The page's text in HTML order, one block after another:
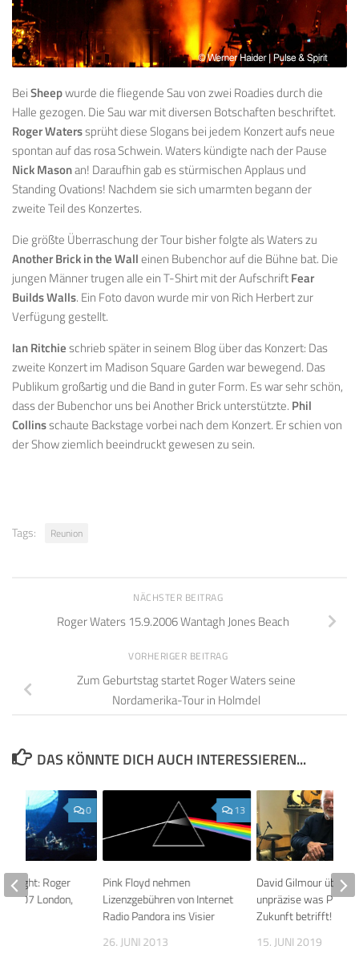
BeiSheepwurde die fliegende Sau von zwei Roadies durch die
Halle gezogen. Die Sau war mit diversen Botschaften beschriftet.
Roger Waterssprüht diese Slogans bei jedem Konzert aufs neue
spontan auf das rosa Schwein. Waters kündigte nach der Pause
Nick Masonan! Daraufhin gab es stürmischen Applaus und
Standing Ovations! Nachdem sie sich umarmten begann der
zweite Teil des Konzertes.
Die größte Überraschung der Tour bisher folgte als Waters zu
Another Brick in the Walleinen Bubenchor auf die Bühne bat. Die
jungen Männer trugen alle ein T-Shirt mit der AufschriftFear
Builds Walls. Ein Foto davon wurde mir von Rich Herbert zur
Verfügung gestellt.
Ian Ritchieschrieb später in seinem Blog über das Konzert: Das
zweite Konzert im Madison Square Garden war bewegend. Das
Publikum großartig und die Band in guter Form. Es war sehr schön,
dass der Bubenchor uns bei Another Brick unterstützte. Phil
Collinsschaute Backstage vorbei nach dem Konzert. Er schien von
der Show ziemlich beeindruckt gewesen zu sein.
Tags: Reunion
NÄCHSTER BEITRAG
Roger Waters 15.9.2006 Wantagh Jones Beach
VORHERIGER BEITRAG
Zum Geburtstag startet Roger Waters seine
Nordamerika-Tour in Holmdel
DAS KÖNNTE DICH AUCH INTERESSIEREN...
13
Pink Floyd nehmen
Lizenzgebühren von Internet
Radio Pandora ins Visier
26. JUNI 2013
David Gilmour
unpräzise was Pink
Zukunft betrifft!
15. JUNI 2019
0
Night: Roger
London,